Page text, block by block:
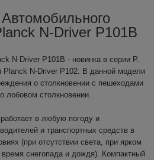
N-Driver P101B
N-Driver P101B - новинка в серии P.
Planck N-Driver P102. В данной модели
о столкновении с пешеходами
лобовом столкновении.
в любую погоду и
и транспортных средств в
(при отсутствии света, при ярком
снегопада и дождя). Компактный